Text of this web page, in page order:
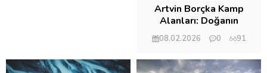
Artvin Borçka Kamp
Alanları: Doğanın
Kalbinde Bir Macera
08.02.2026 0 91